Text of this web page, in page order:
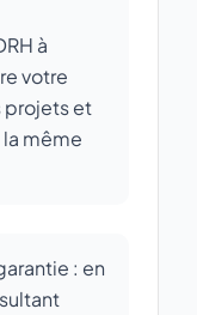
à
votre
projets et
même
: en